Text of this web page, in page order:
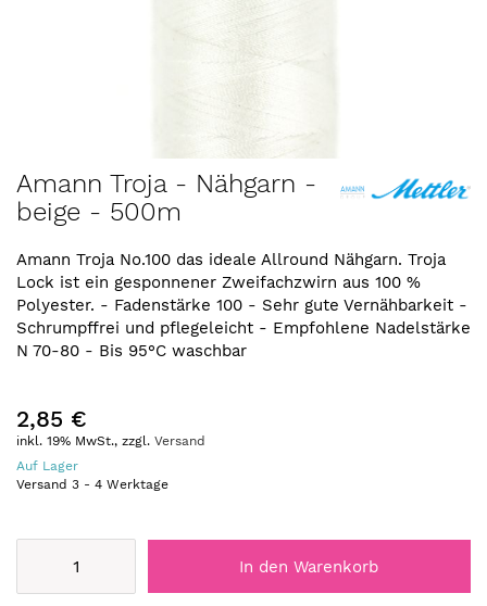
Anfang
der
springen
Amann Troja - Nähgarn -
beige - 500m
Amann Troja No.100 das ideale Allround Nähgarn. Troja
Lock ist ein gesponnener Zweifachzwirn aus 100 %
Polyester. - Fadenstärke 100 - Sehr gute Vernähbarkeit -
Schrumpffrei und pflegeleicht - Empfohlene Nadelstärke
N 70-80 - Bis 95°C waschbar
2,85 €
inkl. 19% MwSt., zzgl. Versand
Auf Lager
Versand 3 - 4 Werktage
In den Warenkorb